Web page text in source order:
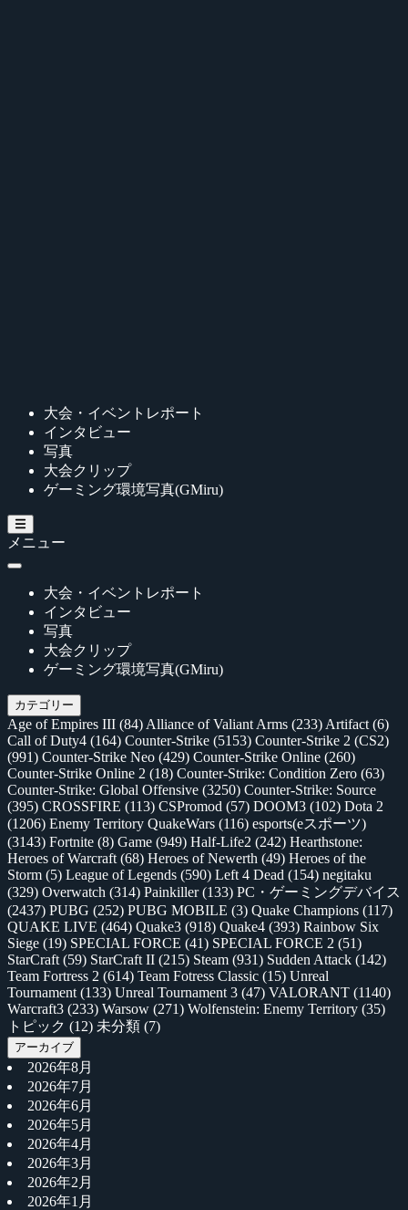
大会・イベントレポート
インタビュー
写真
大会クリップ
ゲーミング環境写真(GMiru)
メニュー
大会・イベントレポート
インタビュー
写真
大会クリップ
ゲーミング環境写真(GMiru)
カテゴリー
Age of Empires III (84) Alliance of Valiant Arms (233) Artifact (6)
Call of Duty4 (164) Counter-Strike (5153) Counter-Strike 2 (CS2)
(991) Counter-Strike Neo (429) Counter-Strike Online (260)
Counter-Strike Online 2 (18) Counter-Strike: Condition Zero (63)
Counter-Strike: Global Offensive (3250) Counter-Strike: Source
(395) CROSSFIRE (113) CSPromod (57) DOOM3 (102) Dota 2
(1206) Enemy Territory QuakeWars (116) esports(eスポーツ)
(3143) Fortnite (8) Game (949) Half-Life2 (242) Hearthstone:
Heroes of Warcraft (68) Heroes of Newerth (49) Heroes of the
Storm (5) League of Legends (590) Left 4 Dead (154) negitaku
(329) Overwatch (314) Painkiller(133) PC・ゲーミングデバイス
(2437) PUBG (252) PUBG MOBILE (3) Quake Champions (117)
QUAKE LIVE (464) Quake3 (918) Quake4 (393) Rainbow Six
Siege (19) SPECIAL FORCE (41) SPECIAL FORCE 2 (51)
StarCraft (59) StarCraft II (215) Steam (931) Sudden Attack (142)
Team Fortress 2 (614) Team Fotress Classic (15) Unreal
Tournament (133) Unreal Tournament 3 (47) VALORANT (1140)
Warcraft3 (233) Warsow (271) Wolfenstein: Enemy Territory (35)
トピック (12) 未分類 (7)
アーカイブ
2026年8月
2026年7月
2026年6月
2026年5月
2026年4月
2026年3月
2026年2月
2026年1月